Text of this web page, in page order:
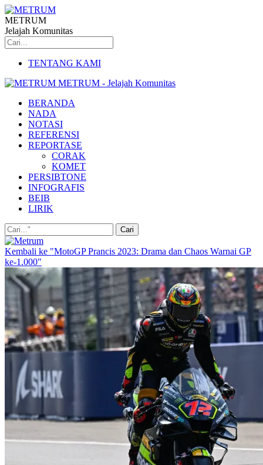
METRUM
Jelajah Komunitas
TENTANG KAMI
METRUM - Jelajah Komunitas
BERANDA
NADA
NOTASI
REFERENSI
REPORTASE
CORAK
KOMET
PERSIBTONE
INFOGRAFIS
BEIB
LIRIK
Kembali ke "MotoGP Prancis 2023: Drama dan Chaos Warnai GP
ke-1.000"